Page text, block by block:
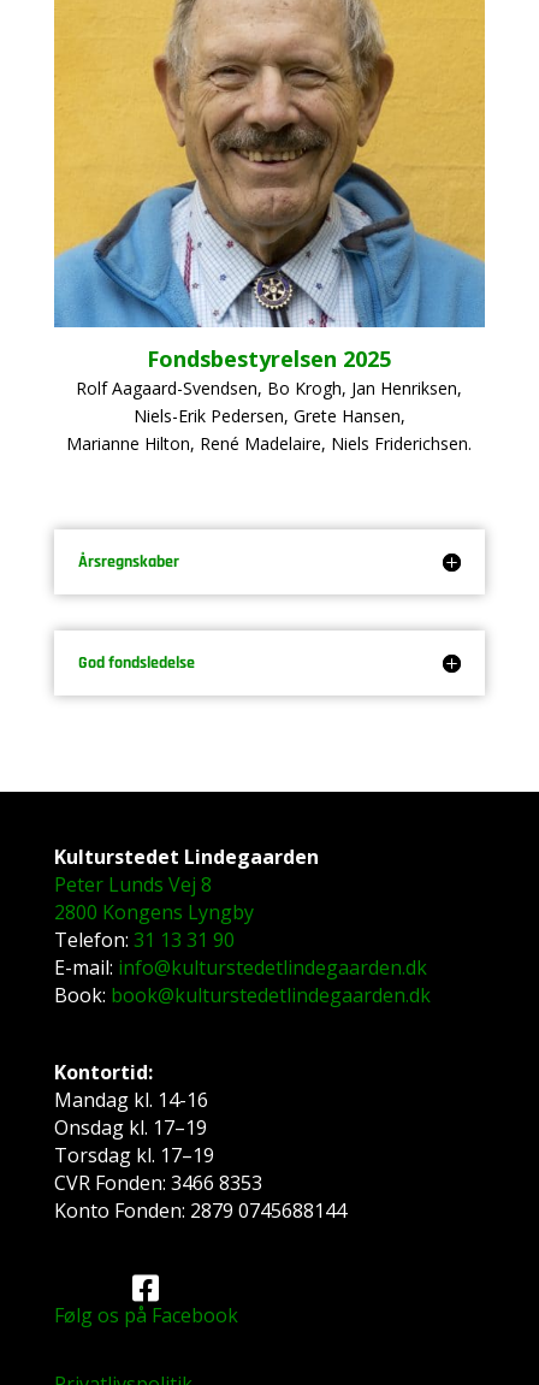
Fondsbestyrelsen 2025
Rolf Aagaard-Svendsen, Bo Krogh, Jan Henriksen,
Niels-Erik Pedersen, Grete Hansen,
Marianne Hilton, René Madelaire, Niels Friderichsen.
Årsregnskaber
God fondsledelse
Kulturstedet Lindegaarden
Peter Lunds Vej 8
2800 Kongens Lyngby
Telefon: 31 13 31 90
E-mail: info@kulturstedetlindegaarden.dk
Book: book@kulturstedetlindegaarden.dk
Kontortid:
Mandag kl. 14-16
Onsdag kl. 17–19
Torsdag kl. 17–19
CVR Fonden: 3466 8353
Konto Fonden: 2879 0745688144
Følg os på Facebook